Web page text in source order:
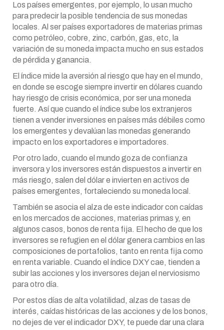
Los países emergentes, por ejemplo, lo usan mucho
para predecir la posible tendencia de sus monedas
locales. Al ser países exportadores de materias primas
como petróleo, cobre, zinc, carbón, gas, etc, la
variación de su moneda impacta mucho en sus estados
de pérdida y ganancia.
El índice mide la aversión al riesgo que hay en el mundo,
en donde se escoge siempre invertir en dólares cuando
hay riesgo de crisis económica, por ser una moneda
fuerte. Así que cuando el índice sube los extranjeros
tienen a vender inversiones en países más débiles como
los emergentes y devalúan las monedas generando
impacto en los exportadores e importadores.
Por otro lado, cuando el mundo goza de confianza
inversora y los inversores están dispuestos a invertir en
más riesgo, salen del dólar e invierten en activos de
países emergentes, fortaleciendo su moneda local.
También se asocia el alza de este indicador con caídas
en los mercados de acciones, materias primas y, en
algunos casos, bonos de renta fija. El hecho de que los
inversores se refugien en el dólar genera cambios en las
composiciones de portafolios, tanto en renta fija como
en renta variable. Cuando el índice DXY cae, tienden a
subir las acciones y los inversores dejan el nerviosismo
para otro día.
Por estos días de alta volatilidad, alzas de tasas de
interés, caídas históricas de las acciones y de los bonos,
no dejes de ver el indicador DXY, te puede dar una clara